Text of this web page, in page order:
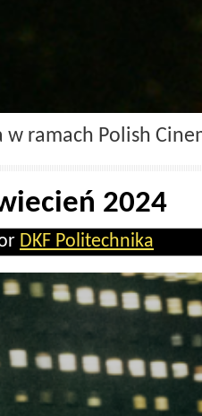
w ramach Polish
2024
DKF Politechnika